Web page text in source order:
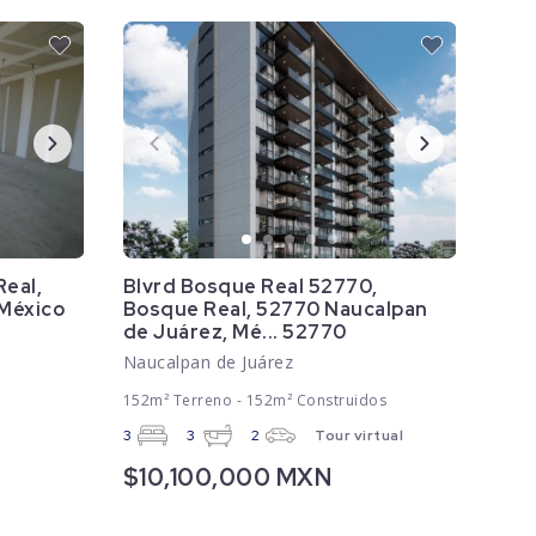
Blvrd Bosque Real 52770,
Bosque Real, 52770 Naucalpan
de Juárez, Mé... 52770
Naucalpan de Juárez
152m² Terreno - 152m² Construidos
3 3 2 Tour virtual
$10,100,000 MXN